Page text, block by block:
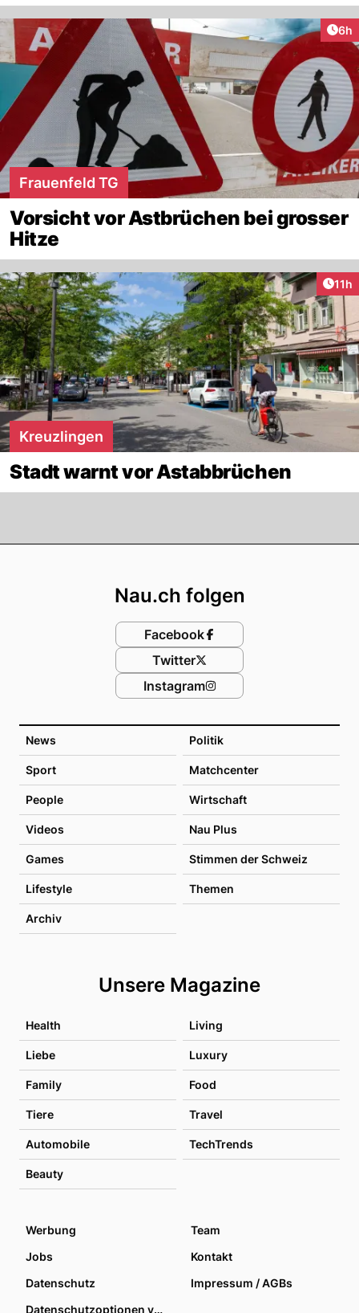
6h
Frauenfeld TG
Vorsicht vor Astbrüchen bei grosser
Hitze
11h
Kreuzlingen
Stadt warnt vor Astabbrüchen
News Politik
Sport Matchcenter
People Wirtschaft
Videos Nau Plus
Games Stimmen der Schweiz
Lifestyle Themen
Archiv
Unsere Magazine
Health Living
Liebe Luxury
Family Food
Tiere Travel
Automobile TechTrends
Beauty
Nau.ch folgen
Facebook
Twitter
Instagram
Werbung
Team
Jobs
Kontakt
Datenschutz
Impressum / AGBs
Datenschutzoptionen verwalten